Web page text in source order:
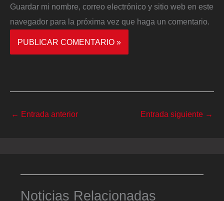
Guardar mi nombre, correo electrónico y sitio web en este
navegador para la próxima vez que haga un comentario.
← Entrada anterior Entrada siguiente →
Noticias Relacionadas